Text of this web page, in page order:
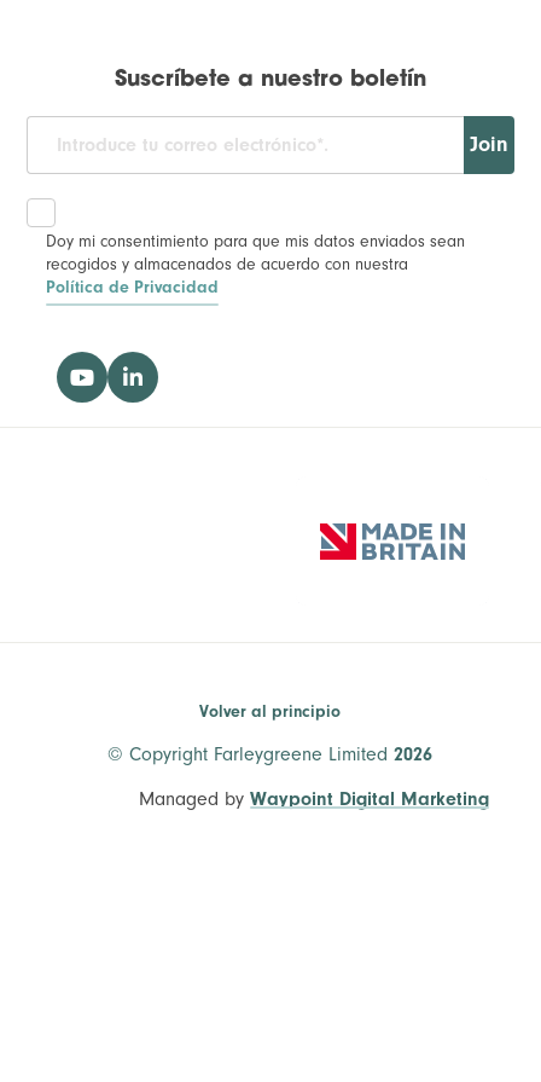
Suscríbete a nuestro boletín
Join
Doy mi consentimiento para que mis datos enviados sean
recogidos y almacenados de acuerdo con nuestra
Política de Privacidad
© Copyright Farleygreene Limited2026
Volver al principio
Managed byWaypoint Digital Marketing